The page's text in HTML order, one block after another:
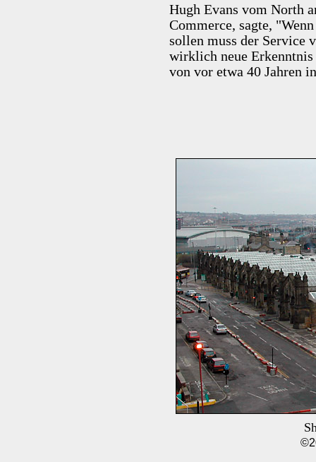
Hugh Evans vom North
Commerce, sagte,
sollen muss der Service
wirklich neue Erkenntnis
von vor etwa 40 Jahren